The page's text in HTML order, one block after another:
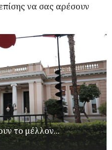
να σας αρέσουν
το μέλλον...